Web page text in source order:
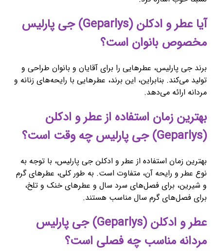
آیا عطر و ادکلن (Geparlys) جی پارلیس
مخصوص بانوان است؟
برند جی پارلیس، عطرهایی را برای آقایان و بانوان طراحی و
تولید می‌کند. بنابراین، این برند، عطرهایی با رایحه‌های زنانه و
مردانه ارائه می‌دهد.
بهترین زمان استفاده از عطر و ادکلن
(Geparlys) جی پارلیس چه وقت است؟
بهترین زمان استفاده از عطر و ادکلن جی پارلیس، با توجه به
نوع عطر و رایحه آن، متفاوت است. به طور کلی، عطرهای گرم
و شیرین، برای فصل‌های سرد سال و عطرهای خنک و تلخ،
برای فصل‌های گرم سال مناسب هستند.
عطر و ادکلن (Geparlys) جی پارلیس
مردانه مناسب چه فصلی است؟